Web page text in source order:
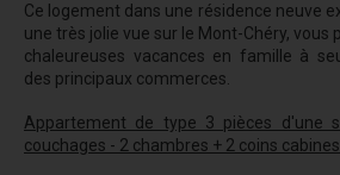
Ce logement dans une résidence neuve
une très jolie vue sur le Mont-Chéry, vous
chaleureuses vacances en famille à
des principaux commerces.
Appartement de type 3 pièces d'une
couchages - 2 chambres + 2 coins cabines